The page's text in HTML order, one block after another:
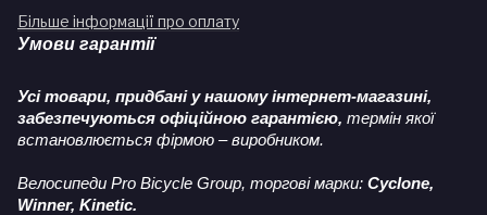
Більше інформації про оплату
Умови гарантії
Усі товари, придбані у нашому інтернет-магазині,
забезпечуються офіційною гарантією, термін якої
встановлюється фірмою – виробником.
Велосипеди Pro Bicycle Group, торгові марки: Cyclone,
Winner, Kinetic.